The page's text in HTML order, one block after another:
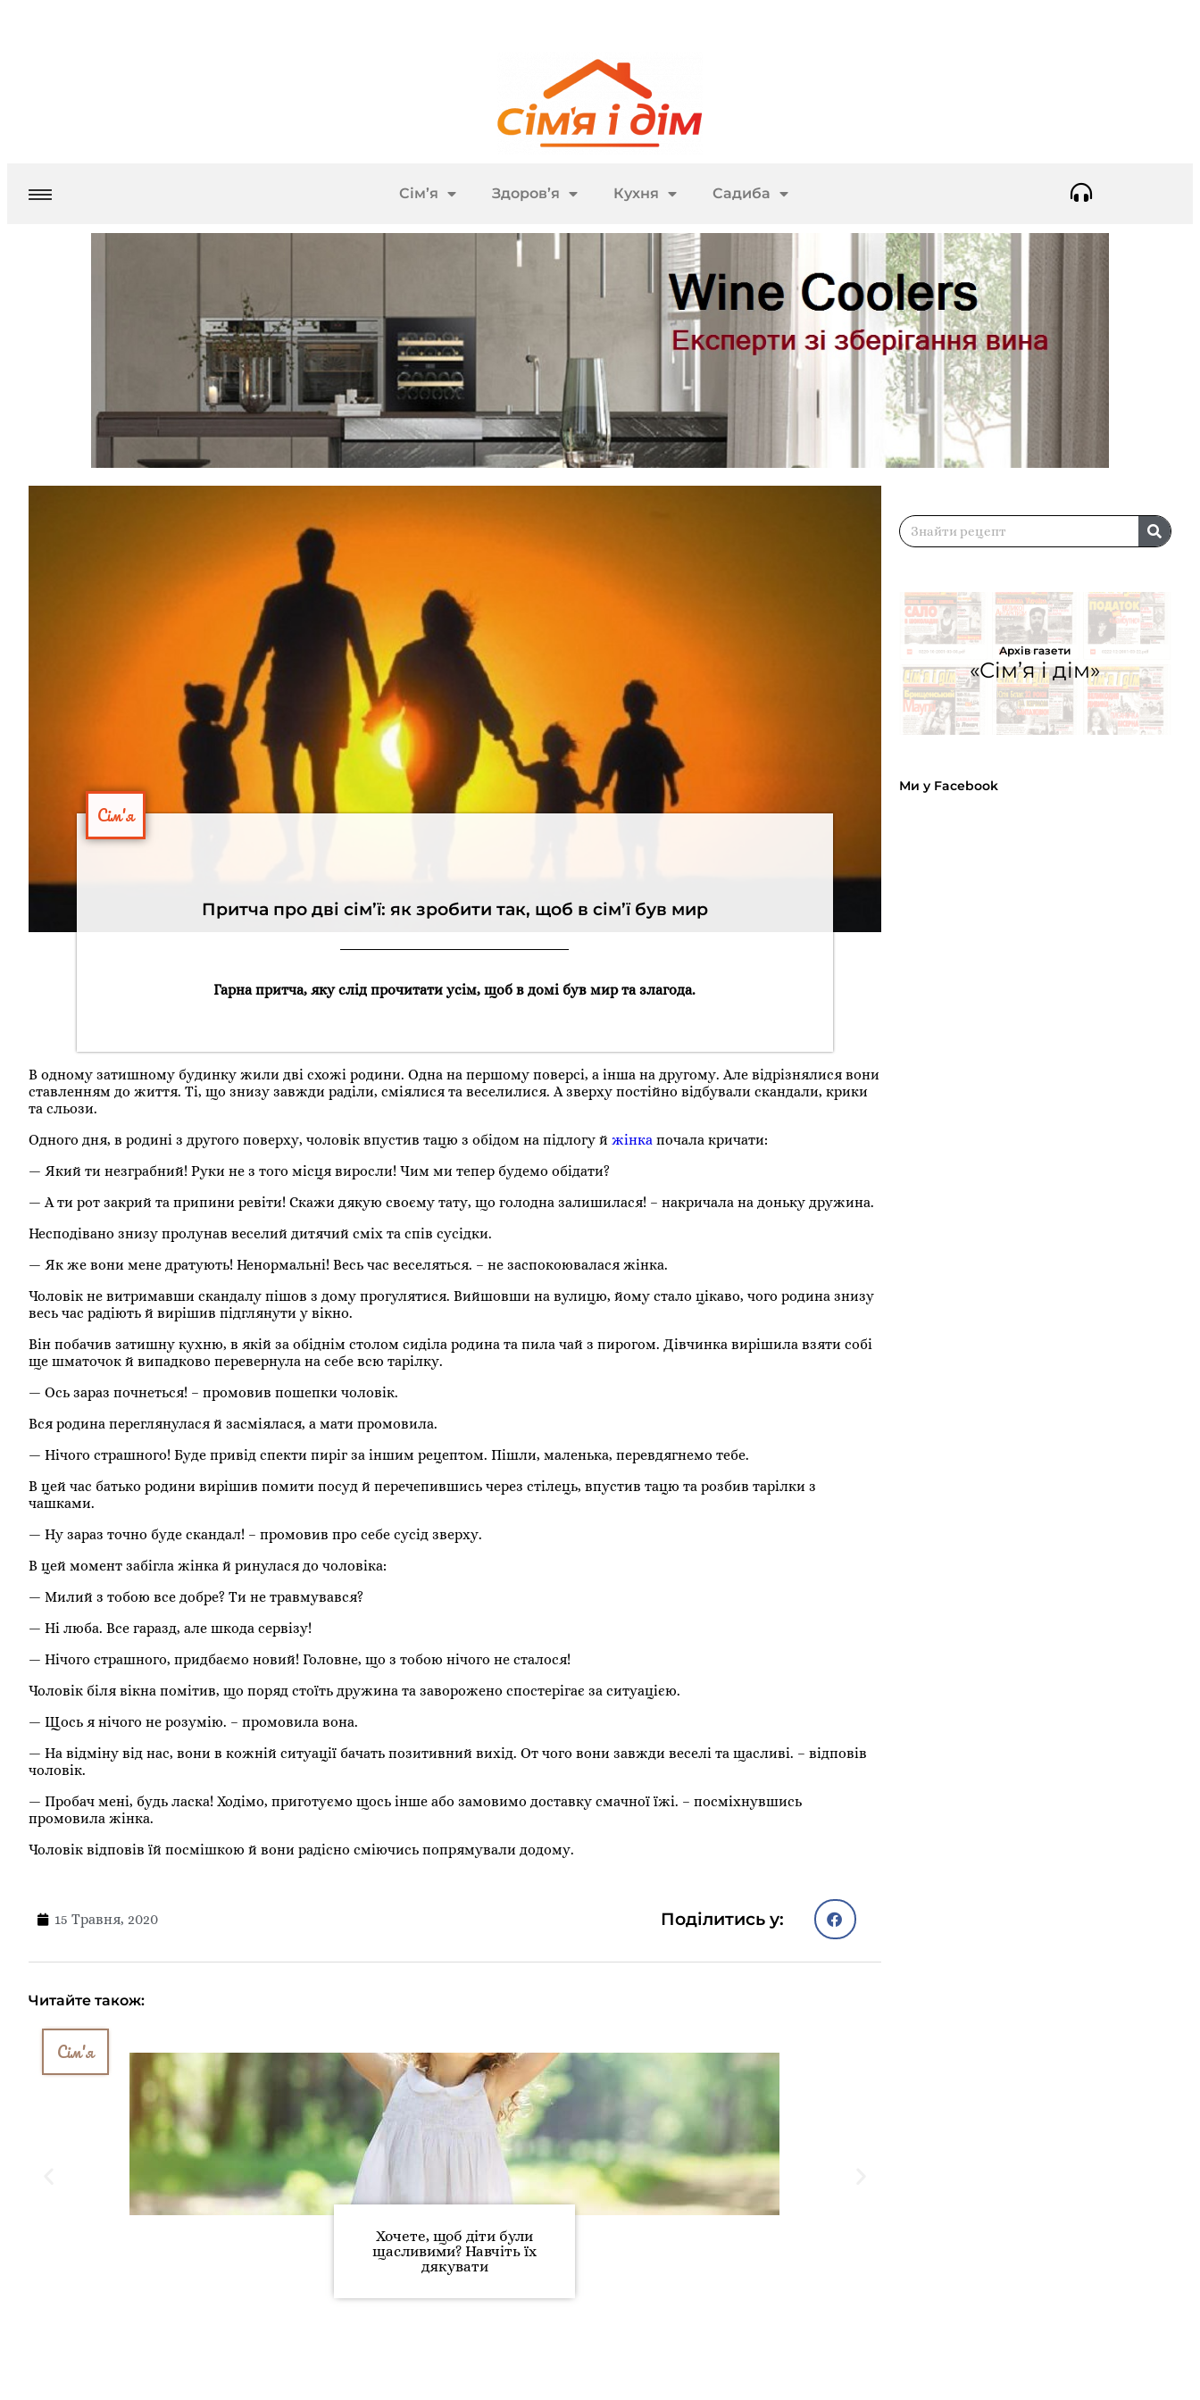
Сім’я Здоров’я Кухня Садиба
Сім'я
Притча про дві сім’ї: як зробити так, щоб в сім’ї був мир
Гарна притча, яку слід прочитати усім, щоб в домі був мир та злагода.
В одному затишному будинку жили дві схожі родини. Одна на першому поверсі, а інша на другому. Але відрізнялися вони
ставленням до життя. Ті, що знизу завжди раділи, сміялися та веселилися. А зверху постійно відбували скандали, крики
та сльози.
Одного дня, в родині з другого поверху, чоловік впустив тацю з обідом на підлогу й жінка почала кричати:
— Який ти незграбний! Руки не з того місця виросли! Чим ми тепер будемо обідати?
— А ти рот закрий та припини ревіти! Скажи дякую своєму тату, що голодна залишилася! – накричала на доньку дружина.
Несподівано знизу пролунав веселий дитячий сміх та спів сусідки.
— Як же вони мене дратують! Ненормальні! Весь час веселяться. – не заспокоювалася жінка.
Чоловік не витримавши скандалу пішов з дому прогулятися. Вийшовши на вулицю, йому стало цікаво, чого родина знизу
весь час радіють й вирішив підглянути у вікно.
Він побачив затишну кухню, в якій за обіднім столом сиділа родина та пила чай з пирогом. Дівчинка вирішила взяти собі
ще шматочок й випадково перевернула на себе всю тарілку.
— Ось зараз почнеться! – промовив пошепки чоловік.
Вся родина переглянулася й засміялася, а мати промовила.
— Нічого страшного! Буде привід спекти пиріг за іншим рецептом. Пішли, маленька, перевдягнемо тебе.
В цей час батько родини вирішив помити посуд й перечепившись через стілець, впустив тацю та розбив тарілки з
чашками.
— Ну зараз точно буде скандал! – промовив про себе сусід зверху.
В цей момент забігла жінка й ринулася до чоловіка:
— Милий з тобою все добре? Ти не травмувався?
— Ні люба. Все гаразд, але шкода сервізу!
— Нічого страшного, придбаємо новий! Головне, що з тобою нічого не сталося!
Чоловік біля вікна помітив, що поряд стоїть дружина та заворожено спостерігає за ситуацією.
— Щось я нічого не розумію. – промовила вона.
— На відміну від нас, вони в кожній ситуації бачать позитивний вихід. От чого вони завжди веселі та щасливі. – відповів
чоловік.
— Пробач мені, будь ласка! Ходімо, приготуємо щось інше або замовимо доставку смачної їжі. – посміхнувшись
промовила жінка.
Чоловік відповів їй посмішкою й вони радісно сміючись попрямували додому.
15 Травня, 2020 Поділитись у:
Читайте також:
Сім'я
Хочете, щоб діти були
щасливими? Навчіть їх
дякувати
Архів газети
«Сім’я і дім»
Ми у Facebook